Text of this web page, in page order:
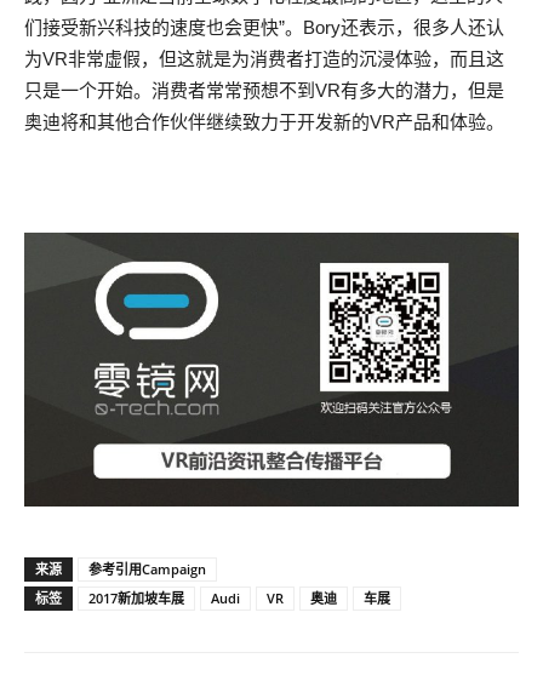
们接受新兴科技的速度也会更快”。Bory还表示，很多人还认
为VR非常虚假，但这就是为消费者打造的沉浸体验，而且这
只是一个开始。消费者常常预想不到VR有多大的潜力，但是
奥迪将和其他合作伙伴继续致力于开发新的VR产品和体验。
来源
参考引用Campaign
标签
2017新加坡车展 Audi VR 奥迪 车展